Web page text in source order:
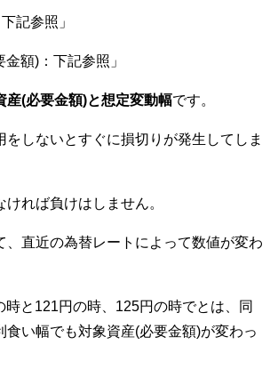
記参照」
額)：下記参照」
産(必要金額)と想定変動幅です。
をしないとすぐに損切りが発生してしま
れば負けはしません。
、直近の為替レートによって数値が変わ
時と121円の時、125円の時でとは、同
食い幅でも対象資産(必要金額)が変わっ